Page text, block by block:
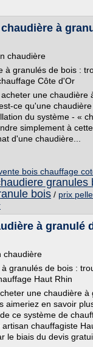
à
chaudière
à granulés de bois :
Côte d'Or
une chaudière
ce qu'une
du système - «
simplement à
d'une chaudière...
bois chauffage
granules
bois / prix
à granulé
chaudière
granulés de bois :
Haut Rhin
une chaudière à
aimeriez en savoir
ce système de
chauffagiste
le biais du devis